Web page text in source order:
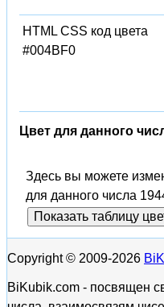
HTML CSS код цвета
#004BF0
Цвет для данного
Здесь вы можете
для данного числа
Показать таблицу
Copyright © 2009-2026
BiKubik.com - посвящен